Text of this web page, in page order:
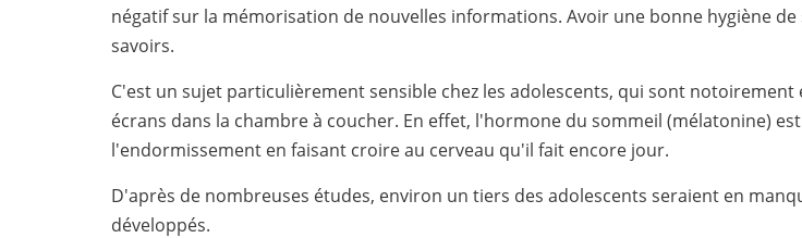
négatif sur la mémorisation de nouvelles informations. Avoir une bonne hygiène
savoirs.
C'est un sujet particulièrement sensible chez les adolescents, qui sont
écrans dans la chambre à coucher. En effet, l'hormone du sommeil (mélatonine)
l'endormissement en faisant croire au cerveau qu'il fait encore jour.
D'après de nombreuses études, environ un tiers des adolescents seraient en
développés.